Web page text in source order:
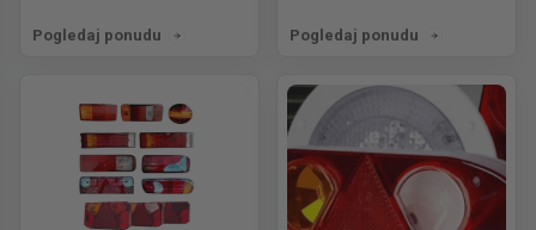
Pogledaj ponudu Pogledaj ponudu